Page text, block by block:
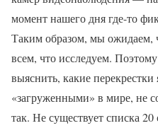
момент нашего дня где-то
Таким образом, мы ожидаем,
всем, что исследуем.
выяснить, какие
«загруженными» в мире, не
так. Не существует списка